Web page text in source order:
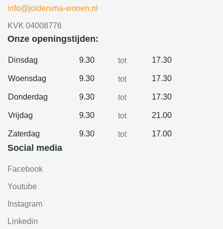
info@joldersma-wonen.nl
KVK 04008776
Onze openingstijden:
Dinsdag 9.30 tot 17.30
Woensdag 9.30 tot 17.30
Donderdag 9.30 tot 17.30
Vrijdag 9.30 tot 21.00
Zaterdag 9.30 tot 17.00
Social media
Facebook
Youtube
Instagram
Linkedin